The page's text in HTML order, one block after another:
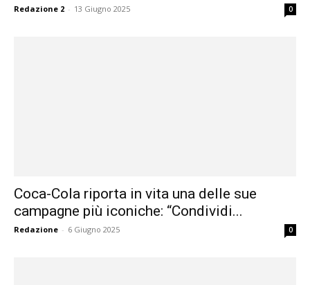
Redazione 2 - 13 Giugno 2025 0
Coca-Cola riporta in vita una delle sue
campagne più iconiche: “Condividi...
Redazione - 6 Giugno 2025 0